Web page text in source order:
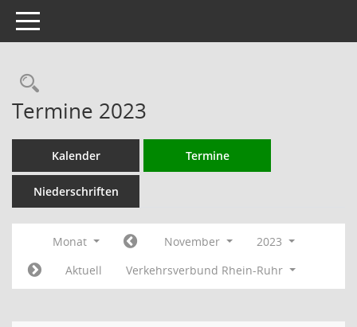
Toggle navigation
Rechercheauswahl
Termine 2023
Kalender Termine
Niederschriften
Monat November
2023
Aktuell
Verkehrsverbund Rhein-Ruhr